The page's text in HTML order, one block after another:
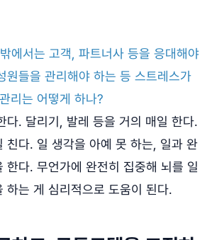
에서는 고객, 파트너사 등을 응대해야
원들을 관리해야 하는 등 스트레스가
리는 어떻게 하나?
다. 달리기, 발레 등을 거의 매일 한다.
친다. 일 생각을 아예 못 하는, 일과 완
한다. 무언가에 완전히 집중해 뇌를 일
하는 게 심리적으로 도움이 된다.